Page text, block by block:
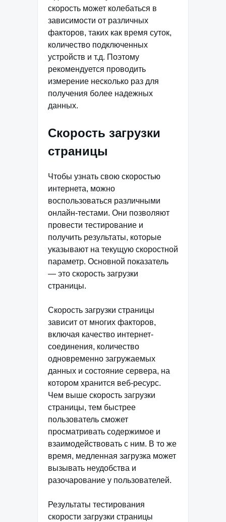
скорость может колебаться в
зависимости от различных
факторов, таких как время суток,
количество подключенных
устройств и т.д. Поэтому
рекомендуется проводить
измерение несколько раз для
получения более надежных
данных.
Скорость загрузки
страницы
Чтобы узнать свою скоростью
интернета, можно
воспользоваться различными
онлайн-тестами. Они позволяют
провести тестирование и
получить результаты, которые
указывают на текущую скоростной
параметр. Основной показатель
— это скорость загрузки
страницы.
Скорость загрузки страницы
зависит от многих факторов,
включая качество интернет-
соединения, количество
одновременно загружаемых
данных и состояние сервера, на
котором хранится веб-ресурс.
Чем выше скорость загрузки
страницы, тем быстрее
пользователь сможет
просматривать содержимое и
взаимодействовать с ним. В то же
время, медленная загрузка может
вызывать неудобства и
разочарование у пользователей.
Результаты тестирования
скорости загрузки страницы